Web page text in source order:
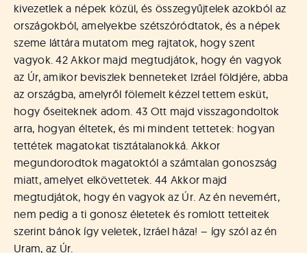
kivezetlek a népek közül, és összegyűjtelek azokból az
országokból, amelyekbe szétszóródtatok, és a népek
szeme láttára mutatom meg rajtatok, hogy szent
vagyok. 42 Akkor majd megtudjátok, hogy én vagyok
az Úr, amikor beviszlek benneteket Izráel földjére, abba
az országba, amelyről fölemelt kézzel tettem esküt,
hogy őseiteknek adom. 43 Ott majd visszagondoltok
arra, hogyan éltetek, és mi mindent tettetek: hogyan
tettétek magatokat tisztátalanokká. Akkor
megundorodtok magatoktól a számtalan gonoszság
miatt, amelyet elkövettetek. 44 Akkor majd
megtudjátok, hogy én vagyok az Úr. Az én nevemért,
nem pedig a ti gonosz életetek és romlott tetteitek
szerint bánok így veletek, Izráel háza! – így szól az én
Uram, az Úr.